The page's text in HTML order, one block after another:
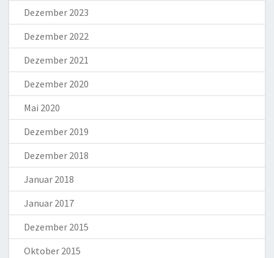
Dezember 2023
Dezember 2022
Dezember 2021
Dezember 2020
Mai 2020
Dezember 2019
Dezember 2018
Januar 2018
Januar 2017
Dezember 2015
Oktober 2015